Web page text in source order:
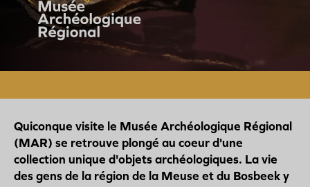
Quiconque visite le Musée Archéologique Régional
(MAR) se retrouve plongé au coeur d'une
collection unique d'objets archéologiques. La vie
des gens de la région de la Meuse et du Bosbeek y